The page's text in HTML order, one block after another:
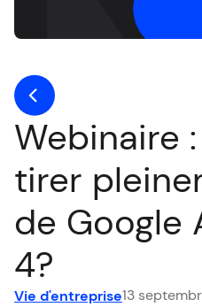
Contact
EN
Webinaire
tirer
de Google
4?
Vie d'entreprise13